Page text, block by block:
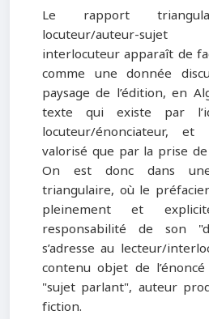
Le rapport
locuteur/auteur-
interlocuteur apparaît de
comme une donnée
paysage de l’édition, en
texte qui existe par
locuteur/énonciateur, et
valorisé que par la prise
On est donc dans
triangulaire, où le
pleinement et
responsabilité de son
s’adresse au lecteur/
contenu objet de l’énoncé
"sujet parlant", auteur
fiction.